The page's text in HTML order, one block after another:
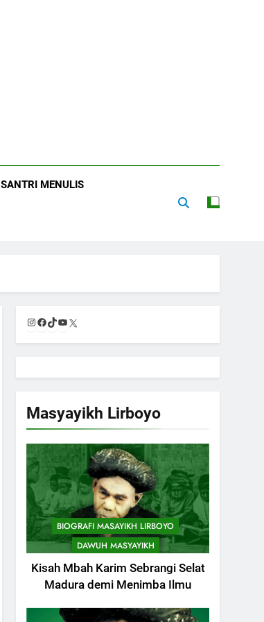
SANTRI MENULIS
Instagram
Facebook
TikTok
YouTube
Masyayikh Lirboyo
BIOGRAFI MASAYIKH LIRBOYO
DAWUH MASYAYIKH
Kisah Mbah Karim Sebrangi Selat
Madura demi Menimba Ilmu
745
Himasal Semen
Sumbang
Pembangunan
Kantor Himasal
POJOK LIRBOYO
746
Delegasi MQK Kota
Kediri Menuju
Probolinggo
POJOK LIRBOYO
747
Haflah
Lirboyo Gelar
POJOK LIRBOYO